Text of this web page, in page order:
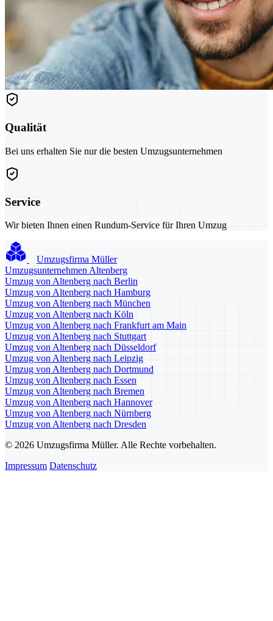
Qualität
Bei uns erhalten Sie nur die besten Umzugsunternehmen
Service
Wir bieten Ihnen einen Rundum-Service für Ihren Umzug
Umzugsfirma Müller
Umzugsunternehmen Altenberg
Umzug von Altenberg nach Berlin
Umzug von Altenberg nach Hamburg
Umzug von Altenberg nach München
Umzug von Altenberg nach Köln
Umzug von Altenberg nach Frankfurt am Main
Umzug von Altenberg nach Stuttgart
Umzug von Altenberg nach Düsseldorf
Umzug von Altenberg nach Leipzig
Umzug von Altenberg nach Dortmund
Umzug von Altenberg nach Essen
Umzug von Altenberg nach Bremen
Umzug von Altenberg nach Hannover
Umzug von Altenberg nach Nürnberg
Umzug von Altenberg nach Dresden
© 2026 Umzugsfirma Müller. Alle Rechte vorbehalten.
Impressum Datenschutz